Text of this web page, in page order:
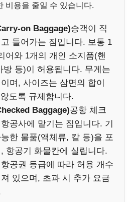
비용을 줄일 수 있습니다.
on Baggage)승객이 직
들어가는 짐입니다. 보통 1
어와 1개의 개인 소지품(핸
방 등)이 허용됩니다. 무게는
며, 사이즈는 삼면의 합이
도록 규제합니다.
Baggage)공항 체크
공사에 맡기는 짐입니다. 기
한 물품(액체류, 칼 등)을 포
항공기 화물칸에 실립니다.
공권 등급에 따라 허용 개수
있으며, 초과 시 추가 요금